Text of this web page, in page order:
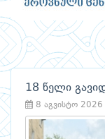
18 წელი
8 აგვისტო